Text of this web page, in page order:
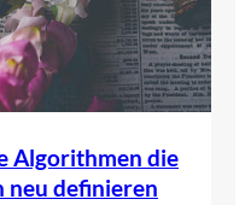
Algorithmen die
definieren